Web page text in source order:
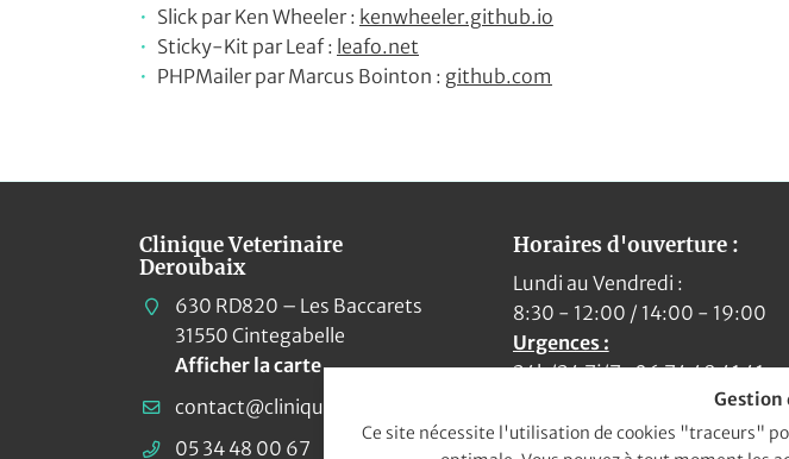
Slick par Ken Wheeler : kenwheeler.github.io
Sticky-Kit par Leaf : leafo.net
PHPMailer par Marcus Bointon : github.com
Clinique Veterinaire
Deroubaix
630 RD820 – Les Baccarets
31550 Cintegabelle
Afficher la carte
05 34 48 00 67
Horaires d'ouverture :
Lundi au Vendredi :
8:30 - 12:00 / 14:00 - 19:00
Urgences :
24h/24 7j/7 : 06 74 49 41 41
Gestion
Ce site nécessite l'utilisation de cookies "traceurs"